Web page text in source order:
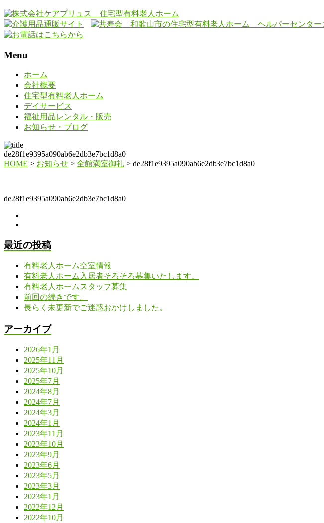
Menu
ホーム
会社概要
住宅型有料老人ホーム
デイサービス
福祉用品レンタル・販売
お知らせ・ブログ
de28f1e9395a090ab6e2db3e7bc1d8a0
HOME > お知らせ > 全館満室御礼 > de28f1e9395a090ab6e2db3e7bc1d8a0
de28f1e9395a090ab6e2db3e7bc1d8a0
最近の投稿
有料老人ホーム空室情報
有料老人ホーム入居者そろそろ募集いたします。
有料老人ホームスタッフ募集
前回の続きです。
長らく未更新でご迷惑おかけしました。
アーカイブ
2026年1月
2025年11月
2025年10月
2025年7月
2024年8月
2024年7月
2024年3月
2024年1月
2023年11月
2023年10月
2023年9月
2023年6月
2023年5月
2023年3月
2023年1月
2022年12月
2022年10月